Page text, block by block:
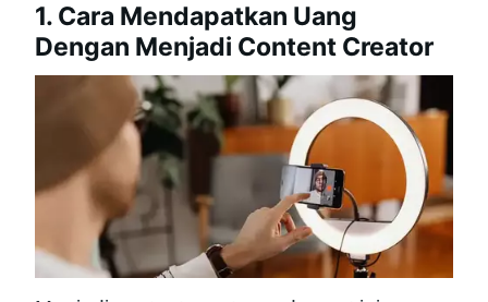
1. Cara Mendapatkan Uang
Dengan Menjadi Content Creator